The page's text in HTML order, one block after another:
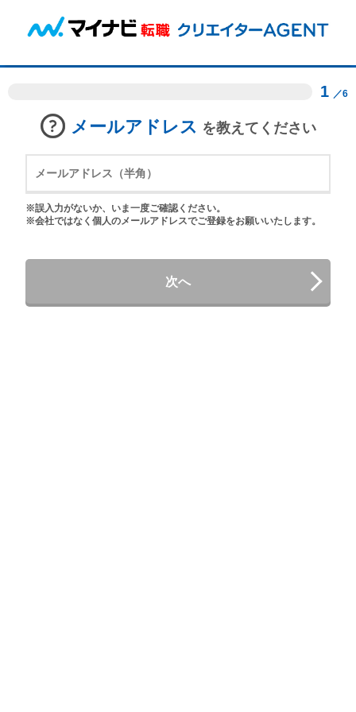
1 ／6
メールアドレス を教えてください
※誤入力がないか、いま一度ご確認ください。
※会社ではなく個人のメールアドレスでご登録をお願いいたします。
次へ